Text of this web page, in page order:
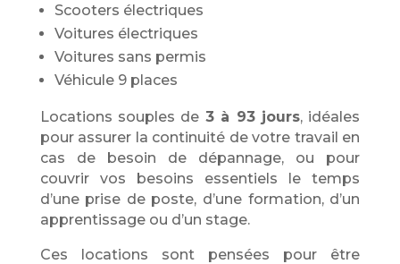
Scooters électriques
Voitures électriques
Voitures sans permis
Véhicule 9 places
Locations souples de 3 à 93 jours, idéales
pour assurer la continuité de votre travail en
cas de besoin de dépannage, ou pour
couvrir vos besoins essentiels le temps
d’une prise de poste, d’une formation, d’un
apprentissage ou d’un stage.
Ces locations sont pensées pour être